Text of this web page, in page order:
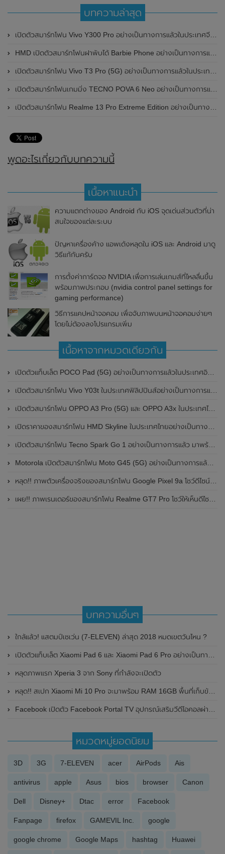
บทความล่าสุด
เปิดตัวสมาร์ทโฟน Vivo Y300 Pro อย่างเป็นทางการแล้วในประเทศจีน มาพร้อมดีไซน์พรีเมี่ยม ทนทาน และแบตเตอรี่สุดอึดขนาดใหญ่ 6,500mAh พร้อมรองรับการชาร์จไว 80W
HMD เปิดตัวสมาร์ทโฟนฝาพับได้ Barbie Phone อย่างเป็นทางการแล้ว มาพร้อมธีมสีชมพูสดใส
เปิดตัวสมาร์ทโฟน Vivo T3 Pro (5G) อย่างเป็นทางการแล้วในประเทศอินเดีย
เปิดตัวสมาร์ทโฟนเกมมิ่ง TECNO POVA 6 Neo อย่างเป็นทางการแล้วในประเทศไทย ในราคา 8,499 บาท
เปิดตัวสมาร์ทโฟน Realme 13 Pro Extreme Edition อย่างเป็นทางการแล้วในประเทศจีน
พูดอะไรเกี่ยวกับบทความนี้
เนื้อหาแนะนำ
ความแตกต่างของ Android กับ iOS จุดเด่นส่วนตัวที่น่า
สนใจของแต่ละระบบ
ปัญหาเครื่องค้าง แอพเด้งหลุดใน iOS และ Android มาดู
วิธีแก้กันครับ
การตั้งค่าการ์ดจอ NVIDIA เพื่อการเล่นเกมส์ที่ไหลลื่นขึ้น
พร้อมภาพประกอบ (nvidia control panel settings for
gaming performance)
วิธีการแคปหน้าจอคอม เพื่อจับภาพบนหน้าจอคอมง่ายๆ
โดยไม่ต้องลงโปรแกรมเพิ่ม
เนื้อหาจากหมวดเดียวกัน
เปิดตัวแท็บเล็ต POCO Pad (5G) อย่างเป็นทางการแล้วในประเทศอินเดีย มาพร้อมชิปเซ็ต Snapdragon 7s Gen 2 ของ Qualcomm และรองรับเครือข่าย 5G
เปิดตัวสมาร์ทโฟน Vivo Y03t ในประเทศฟิลิปปินส์อย่างเป็นทางการแล้ว มาพร้อมชิปเซ็ต Unisoc T612 , กล้องหลัง ความละเอียด 13MP , แบตเตอรี่ 5,000mAh และหน้าจอแสดงผล LCD / 90Hz
เปิดตัวสมาร์ทโฟน OPPO A3 Pro (5G) และ OPPO A3x ในประเทศไทยอย่างเป็นทางการแล้ว ในราคาเริ่มต้นเพียง 3,999 บาท
เปิดราคาของสมาร์ทโฟน HMD Skyline ในประเทศไทยอย่างเป็นทางการแล้ว ราคา 14,990 บาท
เปิดตัวสมาร์ทโฟน Tecno Spark Go 1 อย่างเป็นทางการแล้ว มาพร้อมหน้าจอแสดงผล LCD / 120Hz , แบตเตอรี่ 5,000mAh และใช้ชิปเซ็ต Unisoc
Motorola เปิดตัวสมาร์ทโฟน Moto G45 (5G) อย่างเป็นทางการแล้วในอินเดีย
หลุด!! ภาพตัวเครื่องจริงของสมาร์ทโฟน Google Pixel 9a โชว์ดีไซน์ใหม่ กล้องหลังแบนราบ ไม่มีกรอบของกล้องแล้ว
เผย!! ภาพเรนเดอร์ของสมาร์ทโฟน Realme GT7 Pro โชว์ให้เห็นดีไซน์ใหม่ พร้อมเผยรายละเอียดสเปกที่สำคัญบางส่วน
บทความอื่นๆ
ใกล้แล้ว! แสตมป์เซเว่น (7-ELEVEN) ล่าสุด 2018 หมดเขตวันไหน​ ?
เปิดตัวแท็บเล็ต Xiaomi Pad 6 และ Xiaomi Pad 6 Pro อย่างเป็นทางการในประเทศจีน มาพร้อมหน้าจอแสดงผล 144Hz , RAM สูงสุด 12GB และชิปเซ็ต Snapdragon ตัวใหม่ล่าสุด
หลุดภาพแรก Xperia 3 จาก Sony ที่กำลังจะเปิดตัว
หลุด!! สเปก Xiaomi Mi 10 Pro จะมาพร้อม RAM 16GB พื้นที่เก็บข้อมูลขนาด 512GB
Facebook เปิดตัว Facebook Portal TV อุปกรณ์เสริมวีดีโอคอลผ่านทีวี
หมวดหมู่ยอดนิยม
3D 3G 7-ELEVEN acer AirPods Ais
antivirus apple Asus bios browser Canon
Dell Disney+ Dtac error Facebook
Fanpage firefox GAMEVIL Inc. google
google chrome Google Maps hashtag Huawei